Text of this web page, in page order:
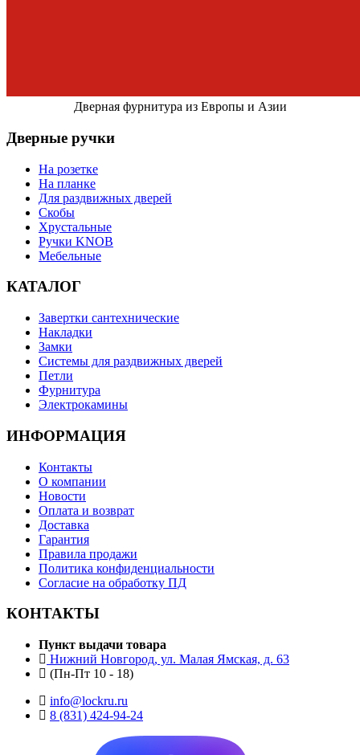
Дверная фурнитура из Европы и Азии
Дверные ручки
На розетке
На планке
Для раздвижных дверей
Скобы
Хрустальные
Ручки KNOB
Мебельные
КАТАЛОГ
Завертки сантехнические
Накладки
Замки
Системы для раздвижных дверей
Петли
Фурнитура
Электрокамины
ИНФОРМАЦИЯ
Контакты
О компании
Новости
Оплата и возврат
Доставка
Гарантия
Правила продажи
Политика конфиденциальности
Согласие на обработку ПД
КОНТАКТЫ
Пункт выдачи товара
Нижний Новгород, ул. Малая Ямская, д. 63
(Пн-Пт 10 - 18)
info@lockru.ru
8 (831) 424-94-24